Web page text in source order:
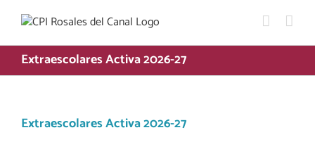
contenido
Extraescolares Activa 2026-27
Extraescolares Activa 2026-27